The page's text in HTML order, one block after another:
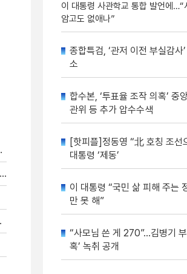
이 대통령 사관학교 통합 발언에…“
암고도 없애나”
종합특검, ‘관저 이전 부실감사
소
합수본, ‘투표율 조작 의혹’ 중
관위 등 추가 압수수색
[핫피플]정동영 “北 호칭 조선
대통령 ‘제동’
이 대통령 “국민 삶 피해 주는
만 못 해”
“사모님 쓴 게 270”…김병기 부
혹’ 녹취 공개